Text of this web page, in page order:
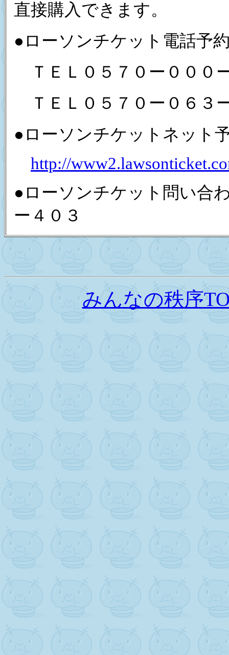
直接購入できます。
●ローソンチケット電話予
ＴＥＬ０５７０ー０００
ＴＥＬ０５７０ー０６３
●ローソンチケットネット
http://
●ローソンチケット問い合
ー４０３
みんなの秩序